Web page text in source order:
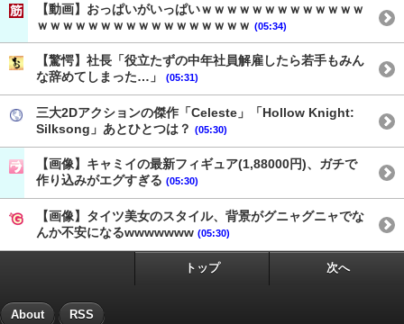
【動画】おっぱいがいっぱいｗｗｗｗｗｗｗｗｗｗｗｗｗ
ｗｗｗｗｗｗｗｗｗｗｗｗｗｗｗｗｗ (05:34)
【驚愕】社長「役立たずの中年社員解雇したら若手もみん
な辞めてしまった…」
(05:31)
三大2Dアクションの傑作「Celeste」「Hollow Knight:
Silksong」あとひとつは？ (05:30)
【画像】キャミイの最新フィギュア(1,88000円)、ガチで
作り込みがエグすぎる (05:30)
【画像】タイツ美女のスタイル、背景がグニャグニャでな
んか不安になるwwwwwww (05:30)
トップ 次へ
About RSS